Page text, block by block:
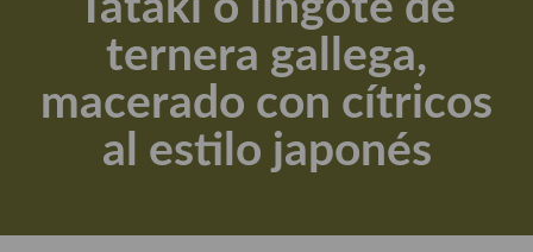
Apuntes, estudios sobre temas interesantes e importantes
Aceite de Oliva Virgen Extra (AOVE)
Recetas maridadas con los mejores AOVES
Flores en la cocina recetas
ternera gallega,
macerado con cítricos
al estilo japonés